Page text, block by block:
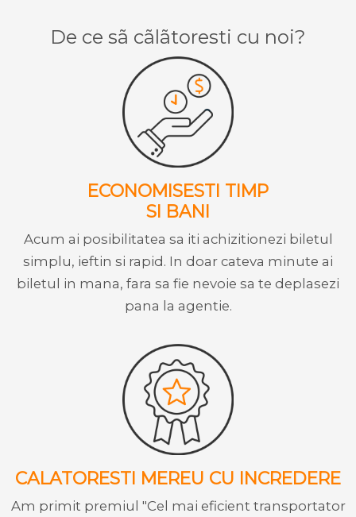
De ce sã cãlãtoresti cu noi?
ECONOMISESTI TIMP
SI BANI
Acum ai posibilitatea sa iti achizitionezi biletul
simplu, ieftin si rapid. In doar cateva minute ai
biletul in mana, fara sa fie nevoie sa te deplasezi
pana la agentie.
CALATORESTI MEREU CU INCREDERE
Am primit premiul "Cel mai eficient transportator